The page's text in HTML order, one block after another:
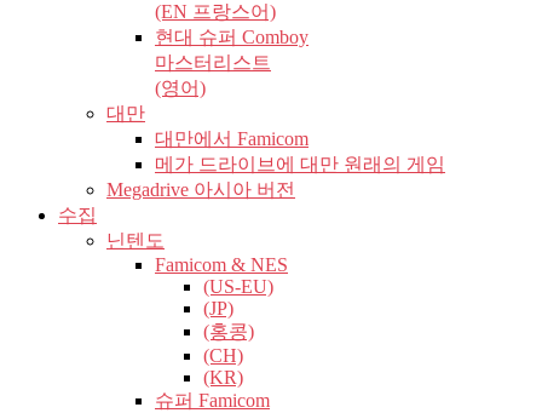
(EN 프랑스어)
현대 슈퍼 Comboy
마스터리스트
(영어)
대만
대만에서 Famicom
메가 드라이브에 대만 원래의 게임
Megadrive 아시아 버전
수집
닌텐도
Famicom & NES
(US-EU)
(JP)
(홍콩)
(CH)
(KR)
슈퍼 Famicom